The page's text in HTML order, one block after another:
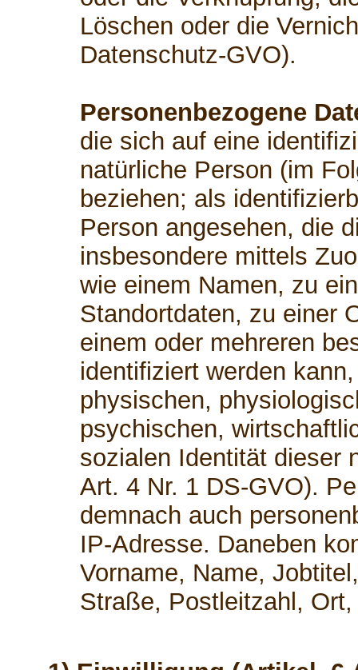
Löschen oder die
Datenschutz-GVO).
Personenbezogene
die sich auf eine
natürliche Person (im
beziehen; als
Person angesehen, die
insbesondere mittels
wie einem Namen, zu
Standortdaten, zu einer
einem oder mehreren
identifiziert werden
physischen,
psychischen,
sozialen Identität dieser
Art. 4 Nr. 1 DS-GVO).
demnach auch
IP-Adresse. Daneben
Vorname, Name,
Straße, Postleitzahl,